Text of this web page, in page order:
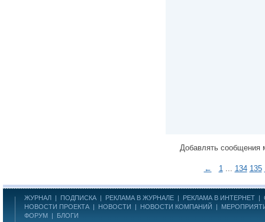
Добавлять сообщения
← 1... 134 135
ЖУРНАЛ | ПОДПИСКА | РЕКЛАМА В ЖУРНАЛЕ | РЕКЛАМА В ИНТЕРНЕТ |
НОВОСТИ ПРОЕКТА | НОВОСТИ | НОВОСТИ КОМПАНИЙ |
ФОРУМ | БЛОГИ